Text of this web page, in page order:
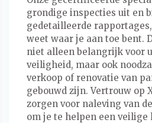
grondige inspecties uit en
gedetailleerde
weet waar je aan toe bent.
niet alleen belangrijk voor
veiligheid, maar ook
verkoop of renovatie van
gebouwd zijn. Vertrouw op
zorgen voor naleving van
om je te helpen een veilige